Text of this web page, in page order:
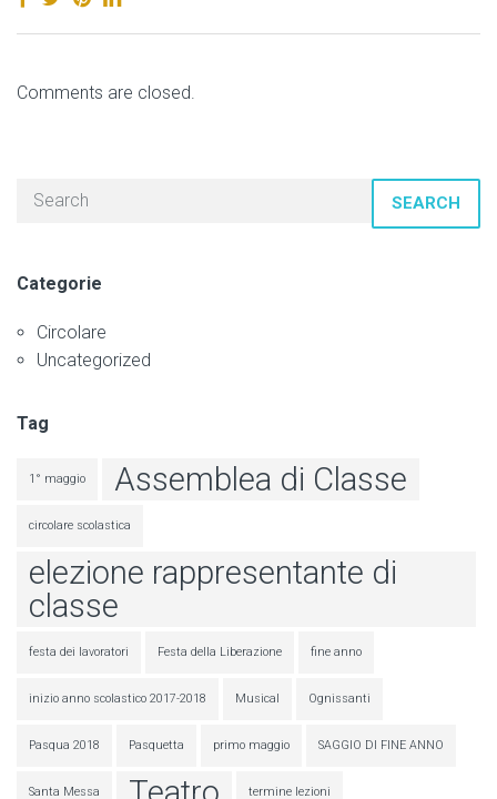
Comments are closed.
SEARCH
Categorie
Circolare
Uncategorized
Tag
1° maggio Assemblea di Classe
circolare scolastica
elezione rappresentante di
classe
festa dei lavoratori Festa della Liberazione fine anno
inizio anno scolastico 2017-2018 Musical Ognissanti
Pasqua 2018 Pasquetta primo maggio SAGGIO DI FINE ANNO
Santa Messa termine lezioni